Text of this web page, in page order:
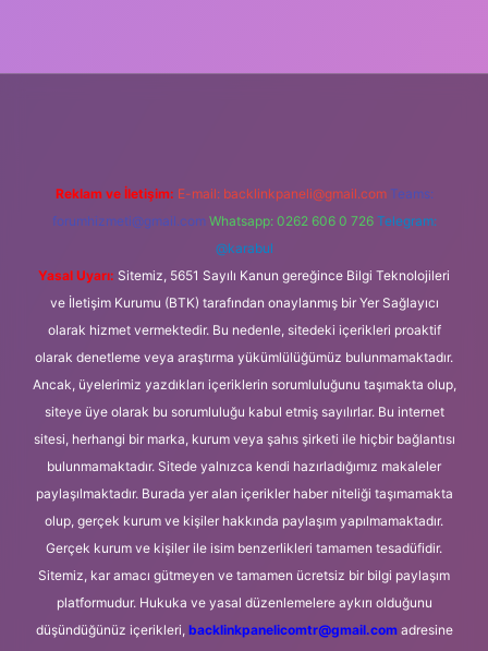
Reklam ve İletişim: E-mail: backlinkpaneli@gmail.com Teams:
forumhizmeti@gmail.com Whatsapp: 0262 606 0 726 Telegram:
@karabul
Yasal Uyarı: Sitemiz, 5651 Sayılı Kanun gereğince Bilgi Teknolojileri
ve İletişim Kurumu (BTK) tarafından onaylanmış bir Yer Sağlayıcı
olarak hizmet vermektedir. Bu nedenle, sitedeki içerikleri proaktif
olarak denetleme veya araştırma yükümlülüğümüz bulunmamaktadır.
Ancak, üyelerimiz yazdıkları içeriklerin sorumluluğunu taşımakta olup,
siteye üye olarak bu sorumluluğu kabul etmiş sayılırlar. Bu internet
sitesi, herhangi bir marka, kurum veya şahıs şirketi ile hiçbir bağlantısı
bulunmamaktadır. Sitede yalnızca kendi hazırladığımız makaleler
paylaşılmaktadır. Burada yer alan içerikler haber niteliği taşımamakta
olup, gerçek kurum ve kişiler hakkında paylaşım yapılmamaktadır.
Gerçek kurum ve kişiler ile isim benzerlikleri tamamen tesadüfidir.
Sitemiz, kar amacı gütmeyen ve tamamen ücretsiz bir bilgi paylaşım
platformudur. Hukuka ve yasal düzenlemelere aykırı olduğunu
düşündüğünüz içerikleri, backlinkpanelicomtr@gmail.comadresine